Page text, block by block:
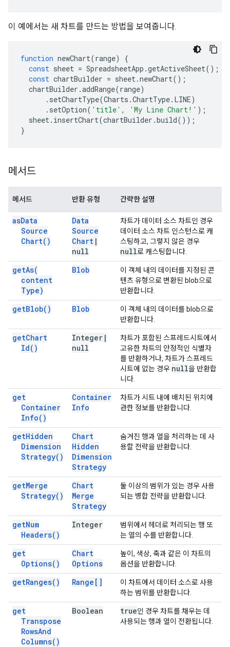
이 예에서는 새 차트를 만드는 방법을 보여줍니다.
function newChart(range)
{
const sheet = SpreadsheetApp .getActiveSheet();
const chartBuilder = sheet.newChart();
chartBuilder .addRange(range)
. setChartType(Charts .ChartType. LINE)
. setOption( 'title' , 'My Line Chart!' );
sheet. insertChart(chartBuilder .build());
}
메서드
메서드 반환 유형 간략한 설명
asData
Source
Chart( )
Data
Source
Chart |
null
차트가 데이터 소스 차트인 경우
데이터 소스 차트 인스턴스로 캐
스팅하고, 그렇지 않은 경우
null로 캐스팅합니다.
getAs(
content
Type)
Blob
이 객체 내의 데이터를 지정된 콘
텐츠 유형으로 변환된 blob으로
반환합니다.
getBlob( ) Blob
이 객체 내의 데이터를 blob으로
반환합니다.
getChart
Id( )
Integer |
null
차트가 포함된 스프레드시트에서
고유한 차트의 안정적인 식별자
를 반환하거나, 차트가 스프레드
시트에 없는 경우 null을 반환합
니다.
get
Container
Info( )
Container
Info
차트가 시트 내에 배치된 위치에
관한 정보를 반환합니다.
getHidden
Dimension
Strategy( )
Chart
Hidden
Dimension
Strategy
숨겨진 행과 열을 처리하는 데 사
용할 전략을 반환합니다.
getMerge
Strategy( )
Chart
Merge
Strategy
둘 이상의 범위가 있는 경우 사용
되는 병합 전략을 반환합니다.
getNum
Headers( )
Integer
범위에서 헤더로 처리되는 행 또
는 열의 수를 반환합니다.
get
Options( )
Chart
Options
높이, 색상, 축과 같은 이 차트의
옵션을 반환합니다.
getRanges( ) Range[]
이 차트에서 데이터 소스로 사용
하는 범위를 반환합니다.
get
Transpose
RowsAnd
Columns( )
Boolean true인 경우 차트를 채우는 데
사용되는 행과 열이 전환됩니다.